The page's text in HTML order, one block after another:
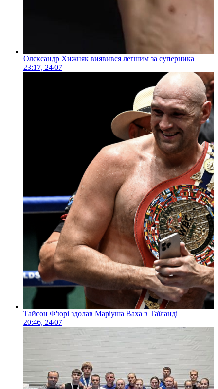
Олександр Хижняк виявився легшим за суперника
23:17, 24/07
Тайсон Ф'юрі здолав Маріуша Ваха в Таїланді
20:46, 24/07